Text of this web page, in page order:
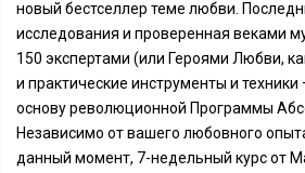
новый бестселлер теме любви.
исследования и проверенная веками
150 экспертами (или Героями Любви,
и практические инструменты и техники
основу революционной Программы
Независимо от вашего любовного
данный момент, 7-недельный курс от